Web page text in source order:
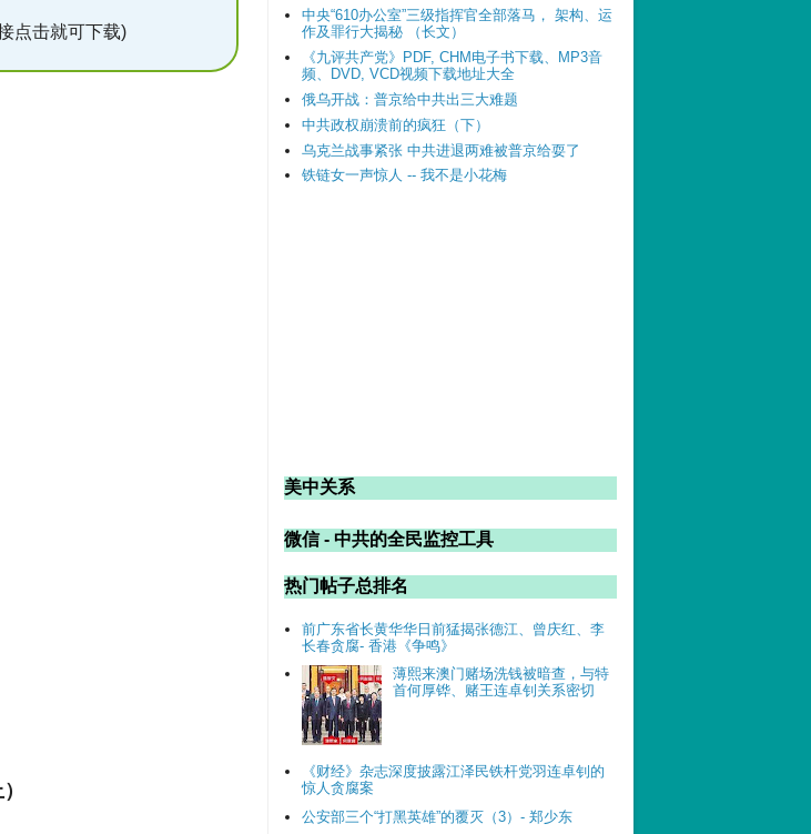
点击就可下载)
中央“610办公室”三级指挥官全部落马， 架构、运
作及罪行大揭秘 （长文）
《九评共产党》PDF, CHM电子书下载、MP3音
频、DVD, VCD视频下载地址大全
俄乌开战：普京给中共出三大难题
中共政权崩溃前的疯狂（下）
乌克兰战事紧张 中共进退两难被普京给耍了
铁链女一声惊人 -- 我不是小花梅
美中关系
微信 - 中共的全民监控工具
热门帖子总排名
前广东省长黄华华日前猛揭张德江、曾庆红、李
长春贪腐- 香港《争鸣》
薄熙来澳门赌场洗钱被暗查，与特
首何厚铧、赌王连卓钊关系密切
《财经》杂志深度披露江泽民铁杆党羽连卓钊的
惊人贪腐案
公安部三个“打黑英雄”的覆灭（3）- 郑少东